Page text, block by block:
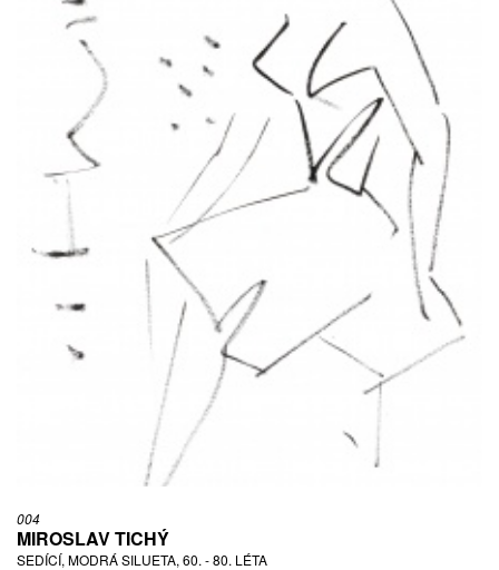
004
MIROSLAV TICHÝ
SEDÍCÍ, MODRÁ SILUETA, 60. - 80. LÉTA